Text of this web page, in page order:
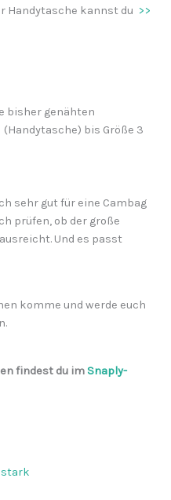
Handytasche kannst du >>
bisher genähten
(Handytasche) bis Größe 3
sehr gut für eine Cambag
prüfen, ob der große
Und es passt
komme und werde euch
findest du im Snaply-